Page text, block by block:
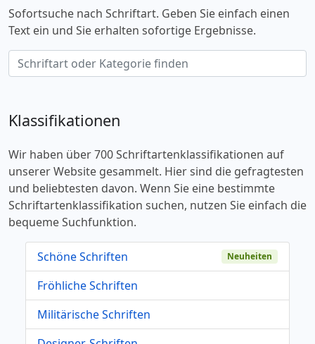
Sofortsuche nach Schriftart. Geben Sie einfach einen
Text ein und Sie erhalten sofortige Ergebnisse.
Klassifikationen
Wir haben über 700 Schriftartenklassifikationen auf
unserer Website gesammelt. Hier sind die gefragtesten
und beliebtesten davon. Wenn Sie eine bestimmte
Schriftartenklassifikation suchen, nutzen Sie einfach die
bequeme Suchfunktion.
Schöne Schriften Neuheiten
Fröhliche Schriften
Militärische Schriften